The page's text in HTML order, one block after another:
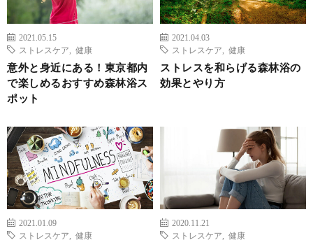
2021.05.15
ストレスケア
健康
意外と身近にある！東京都内
で楽しめるおすすめ森林浴ス
ポット
2021.04.03
ストレスケア
健康
ストレスを和らげる森林浴の
効果とやり方
2021.01.09
ストレスケア
健康
2020.11.21
ストレスケア
健康